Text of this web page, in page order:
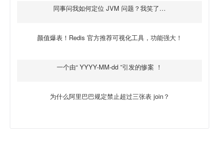
同事问我如何定位 JVM 问题？我笑了…
颜值爆表！Redis 官方推荐可视化工具，功能强大！
一个由“ YYYY-MM-dd ”引发的惨案 ！
为什么阿里巴巴规定禁止超过三张表 join？